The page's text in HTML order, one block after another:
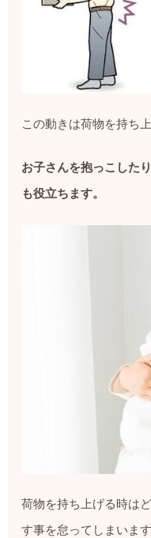
この動きは荷物を持ち
お子さんを抱っこした
も役立ちます。
荷物を持ち上げる時は
す事を怠ってしまいま